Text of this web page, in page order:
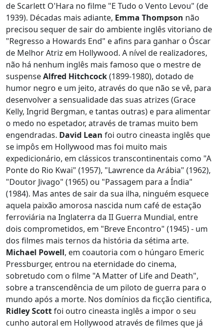
de Scarlett O'Hara no filme "E Tudo o Vento Levou" (de
1939). Décadas mais adiante, Emma Thompson não
precisou sequer de sair do ambiente inglês vitoriano de
"Regresso a Howards End" e afins para ganhar o Óscar
de Melhor Atriz em Hollywood. A nível de realizadores,
não há nenhum inglês mais famoso que o mestre de
suspenseAlfred Hitchcock(1899-1980), dotado de
humor negro e um jeito, através do que não se vê, para
desenvolver a sensualidade das suas atrizes (Grace
Kelly, Ingrid Bergman, e tantas outras) e para alimentar
o medo no espetador, através de tramas muito bem
engendradas. David Lean foi outro cineasta inglês que
se impôs em Hollywood mas foi muito mais
expedicionário, em clássicos transcontinentais como "A
Ponte do Rio Kwai" (1957), "Lawrence da Arábia" (1962),
"Doutor Jivago" (1965) ou "Passagem para a Índia"
(1984). Mas antes de sair da sua ilha, ninguém esquece
aquela paixão amorosa nascida num café de estação
ferroviária na Inglaterra da II Guerra Mundial, entre
dois comprometidos, em "Breve Encontro" (1945) - um
dos filmes mais ternos da história da sétima arte.
Michael Powell, em coautoria com o húngaro Emeric
Pressburger, entrou na eternidade do cinema,
sobretudo com o filme "A Matter of Life and Death",
sobre a transcendência de um piloto de guerra para o
mundo após a morte. Nos domínios da ficção cientifica,
Ridley Scottfoi outro cineasta inglês a impor o seu
cunho autoral em Hollywood através de filmes que já